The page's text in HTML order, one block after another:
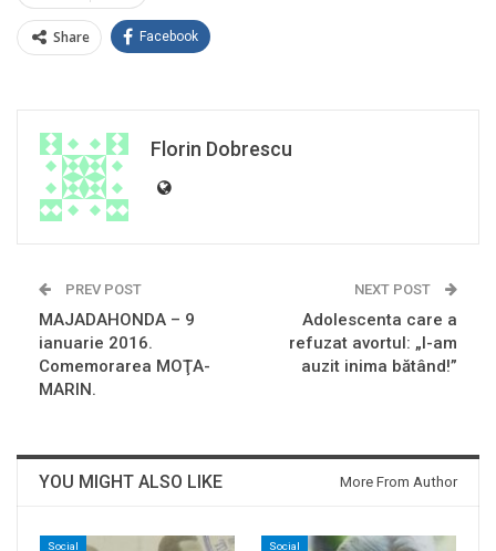
Share Facebook
Florin Dobrescu
PREV POST
MAJADAHONDA – 9
ianuarie 2016.
Comemorarea MOŢA-
MARIN.
NEXT POST
Adolescenta care a
refuzat avortul: „I-am
auzit inima bătând!”
YOU MIGHT ALSO LIKE More From Author
Social Social